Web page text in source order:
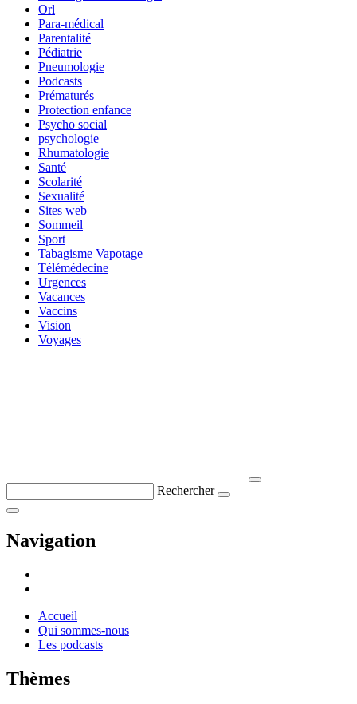
Orl
Para-médical
Parentalité
Pédiatrie
Pneumologie
Podcasts
Prématurés
Protection enfance
Psycho social
psychologie
Rhumatologie
Santé
Scolarité
Sexualité
Sites web
Sommeil
Sport
Tabagisme Vapotage
Télémédecine
Urgences
Vacances
Vaccins
Vision
Voyages
Rechercher
Navigation
Accueil
Qui sommes-nous
Les podcasts
Thèmes